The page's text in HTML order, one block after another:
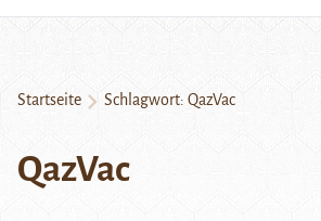
Startseite Schlagwort: QazVac
QazVac